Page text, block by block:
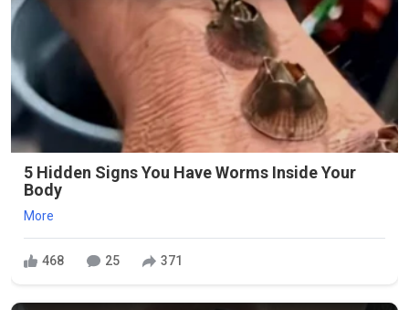
5 Hidden Signs You Have Worms Inside Your
Body
More
468 25 371